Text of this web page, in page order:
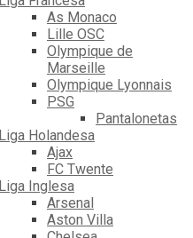
As Monaco
Lille OSC
Olympique de
Marseille
Olympique Lyonnais
PSG
Pantalonetas
Liga Holandesa
Ajax
FC Twente
Liga Inglesa
Arsenal
Aston Villa